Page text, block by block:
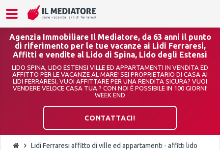
Agenzia Immobiliare Il Mediatore, da 63 anni il punto
di riferimento per le tue vacanze ai Lidi Ferraresi,
Affitti e vendite al Lido di Spina, Lido degli Estensi
LIDO SPINA, LIDO ESTENSI VILLE ED APPARTAMENTI IN VENDITA ED
AFFITTO PER LE VACANZE AL MARE! SEI PROPRIETARIO DI CASA AI
LIDI FERRARESI, VUOI AFFITTARE PER UNA RENDITA SICURA? VUOI
VENDERE VELOCE CASA TUA ? CON NOI È POSSIBILE IN 100 GIORNI!
WEEK END
CONTATTACI!
Lidi Ferraresi affitto di ville ed appartamenti - affitti lido